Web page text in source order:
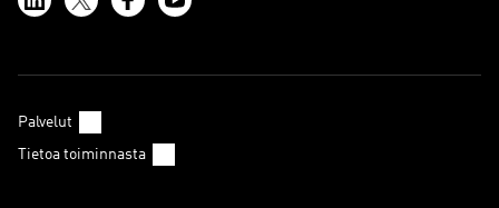
Palvelut
Tietoa toiminnasta